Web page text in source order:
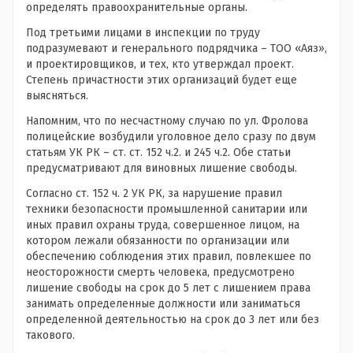
определять правоохранительные органы.
Под третьими лицами в инспекции по труду
подразумевают и генерального подрядчика – ТОО «Аяз»,
и проектировщиков, и тех, кто утверждал проект.
Степень причастности этих организаций будет еще
выясняться.
Напомним, что по несчастному случаю по ул. Фролова
полицейские возбудили уголовное дело сразу по двум
статьям УК РК – ст. ст. 152 ч.2. и 245 ч.2. Обе статьи
предусматривают для виновных лишение свободы.
Согласно ст. 152 ч. 2 УК РК, за нарушение правил
техники безопасности промышленной санитарии или
иных правил охраны труда, совершенное лицом, на
котором лежали обязанности по организации или
обеспечению соблюдения этих правил, повлекшее по
неосторожности смерть человека, предусмотрено
лишение свободы на срок до 5 лет с лишением права
занимать определенные должности или заниматься
определенной деятельностью на срок до 3 лет или без
такового.